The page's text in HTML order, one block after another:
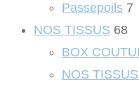
Passepoils 7
NOS TISSUS 68
BOX
NOS